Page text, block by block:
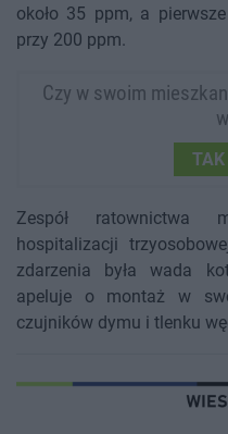
około 35 ppm, a
przy 200 ppm.
Czy w swoim
TAK
Zespół ratownictwa
hospitalizacji
zdarzenia była wada
apeluje o montaż w
czujników dymu i tlenku